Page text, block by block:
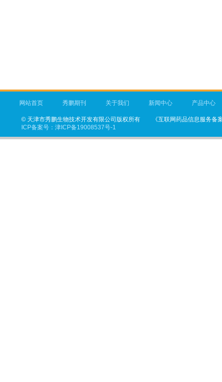
网站首页 秀鹏期刊 关于我们 新闻中心 产品中心
© 天津市秀鹏生物技术开发有限公司 版权所有
《互联网药品信息服务
ICP备案号： 津ICP备19008537号-1